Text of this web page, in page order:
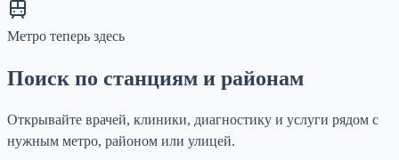
Метро теперь здесь
Поиск по станциям и районам
Открывайте врачей, клиники, диагностику и услуги рядом с
нужным метро, районом или улицей.